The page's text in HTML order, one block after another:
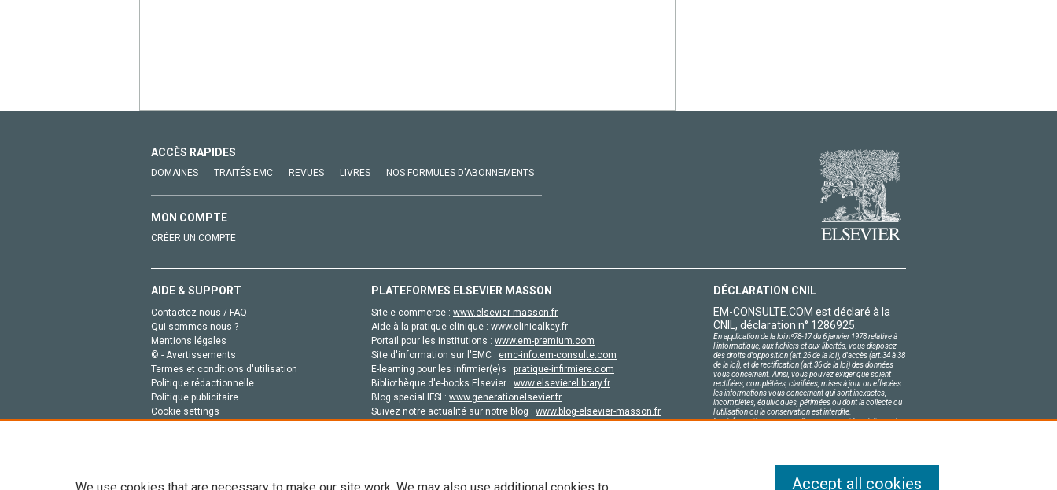
ACCÈS RAPIDES
DOMAINES TRAITÉS EMC REVUES LIVRES NOS FORMULES D'ABONNEMENTS
MON COMPTE
CRÉER UN COMPTE
AIDE & SUPPORT
Contactez-nous / FAQ
Qui sommes-nous ?
Mentions légales
© - Avertissements
Termes et conditions d'utilisation
Politique rédactionnelle
Politique publicitaire
Cookie settings
PLATEFORMES ELSEVIER MASSON
Site e-commerce : www.elsevier-masson.fr
Aide à la pratique clinique : www.clinicalkey.fr
Portail pour les institutions : www.em-premium.com
Site d'information sur l'EMC : emc-info.em-consulte.com
E-learning pour les infirmier(e)s : pratique-infirmiere.com
Bibliothèque d'e-books Elsevier : www.elsevierelibrary.fr
Blog special IFSI : www.generationelsevier.fr
Suivez notre actualité sur notre blog : www.blog-elsevier-masson.fr
DÉCLARATION CNIL
EM-CONSULTE.COM est déclaré à la
CNIL, déclaration n° 1286925.
En application de la loi nº78-17 du 6 janvier 1978 relative à
l'informatique, aux fichiers et aux libertés, vous disposez
des droits d'opposition (art.26 de la loi), d'accès (art.34 à 38
de la loi), et de rectification (art.36 de la loi) des données
vous concernant. Ainsi, vous pouvez exiger que soient
rectifiées, complétées, clarifiées, mises à jour ou effacées
les informations vous concernant qui sont inexactes,
incomplètes, équivoques, périmées ou dont la collecte ou
l'utilisation ou la conservation est interdite.
Les informations personnelles concernant les visiteurs de
Accept all cookies